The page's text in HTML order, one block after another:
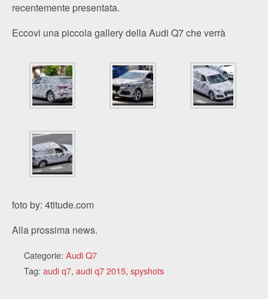
recentemente presentata.
Eccovi una piccola gallery della Audi Q7 che verrà
foto by: 4titude.com
Alla prossima news.
Categorie: Audi Q7
Tag: audi q7, audi q7 2015, spyshots